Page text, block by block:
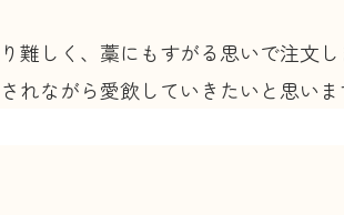
難しく、藁にもすがる思いで注文し
れながら愛飲していきたいと思いま